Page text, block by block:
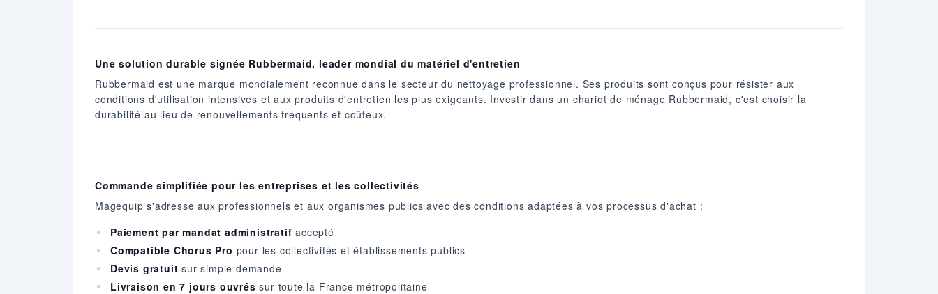
Une solution durable signée Rubbermaid, leader mondial du matériel d'entretien
Rubbermaid est une marque mondialement reconnue dans le secteur du nettoyage professionnel. Ses produits sont conçus pour résister aux
conditions d'utilisation intensives et aux produits d'entretien les plus exigeants. Investir dans un chariot de ménage Rubbermaid, c'est choisir la
durabilité au lieu de renouvellements fréquents et coûteux.
Commande simplifiée pour les entreprises et les collectivités
Magequip s'adresse aux professionnels et aux organismes publics avec des conditions adaptées à vos processus d'achat :
Paiement par mandat administratif accepté
Compatible Chorus Pro pour les collectivités et établissements publics
Devis gratuit sur simple demande
Livraison en 7 jours ouvrés sur toute la France métropolitaine